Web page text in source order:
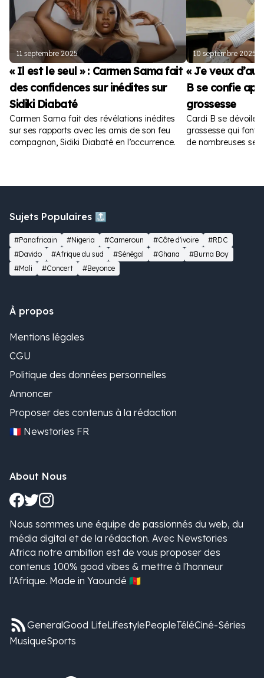
11 septembre 2025
« Il est le seul » : Carmen Sama fait
des confidences sur inédites sur
Sidiki Diabaté
Carmen Sama fait des révélations inédites
sur ses rapports avec les amis de son feu
compagnon, Sidiki Diabaté en l’occurrence.
10 septembre 2025
« Je veux
B se confie
grossesse
Cardi B se dévoile
grossesse qui font
de nombreuses
Sujets Populaires 🔝
#Panafricain #Nigeria #Cameroun #Côte d'ivoire
#RDC
#Davido
#Afrique du sud #Sénégal #Ghana
#Burna Boy
#Mali
#Concert #Beyonce
À propos
Mentions légales
CGU
Politique des données personnelles
Annoncer
Proposer des contenus à la rédaction
🇫🇷 Newstories FR
About Nous
Nous sommes une équipe de passionnés du web, du
média digital et de la rédaction. Avec Newstories
Africa notre ambition est de vous proposer des
contenus 100% good vibes & mettre à l'honneur
l'Afrique. Made in Yaoundé 🇨🇲
GeneralGood LifeLifestylePeopleTéléCiné-Séries
MusiqueSports